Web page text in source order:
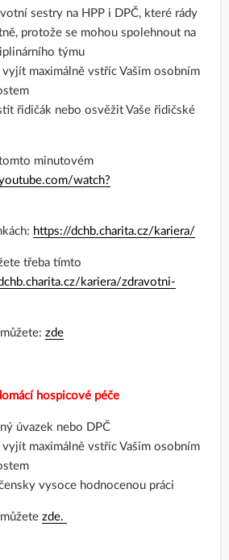
sestry na HPP i DPČ, které rády
protože se mohou spolehnout na
týmu
maximálně vstříc Vašim osobním
řidičák nebo osvěžit Vaše řidičské
minutovém
watch?
https://dchb.charita.cz/kariera/
třeba tímto
kariera/zdravotni-
zde
hospicové péče
úvazek nebo DPČ
maximálně vstříc Vašim osobním
vysoce hodnocenou práci
zde.